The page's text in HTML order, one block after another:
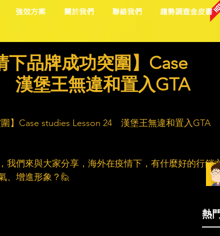
強效方案 關於我們 聯絡我們 趨勢調查金皮書
下品牌成功突圍】Case
漢堡王無違和置入GTA
】Case studies Lesson 24　漢堡王無違和置入GTA
我們來與大家分享，海外在疫情下，有什麼好的行銷
、增進形象？🙋​
熱